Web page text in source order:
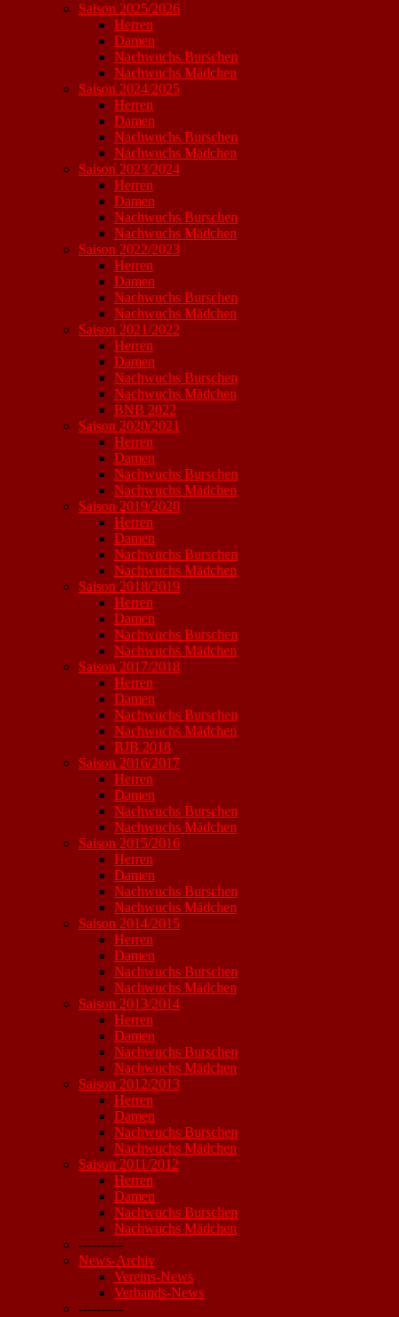
Saison 2025/2026
Herren
Damen
Nachwuchs Burschen
Nachwuchs Mädchen
Saison 2024/2025
Herren
Damen
Nachwuchs Burschen
Nachwuchs Mädchen
Saison 2023/2024
Herren
Damen
Nachwuchs Burschen
Nachwuchs Mädchen
Saison 2022/2023
Herren
Damen
Nachwuchs Burschen
Nachwuchs Mädchen
Saison 2021/2022
Herren
Damen
Nachwuchs Burschen
Nachwuchs Mädchen
BNB 2022
Saison 2020/2021
Herren
Damen
Nachwuchs Burschen
Nachwuchs Mädchen
Saison 2019/2020
Herren
Damen
Nachwuchs Burschen
Nachwuchs Mädchen
Saison 2018/2019
Herren
Damen
Nachwuchs Burschen
Nachwuchs Mädchen
Saison 2017/2018
Herren
Damen
Nachwuchs Burschen
Nachwuchs Mädchen
BJB 2018
Saison 2016/2017
Herren
Damen
Nachwuchs Burschen
Nachwuchs Mädchen
Saison 2015/2016
Herren
Damen
Nachwuchs Burschen
Nachwuchs Mädchen
Saison 2014/2015
Herren
Damen
Nachwuchs Burschen
Nachwuchs Mädchen
Saison 2013/2014
Herren
Damen
Nachwuchs Burschen
Nachwuchs Mädchen
Saison 2012/2013
Herren
Damen
Nachwuchs Burschen
Nachwuchs Mädchen
Saison 2011/2012
Herren
Damen
Nachwuchs Burschen
Nachwuchs Mädchen
----------
News-Archiv
Vereins-News
Verbands-News
----------